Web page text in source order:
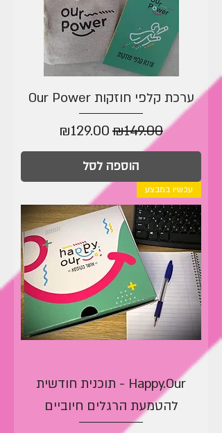
ערכת קלפי חוזקות Our Power
מחיר רגיל
₪149.00מחיר מבצע
₪129.00
הוספה לסל
עכשיו במבצע
Happy.Our - תוכנית חודשית
להטמעת הרגלים חיוביים